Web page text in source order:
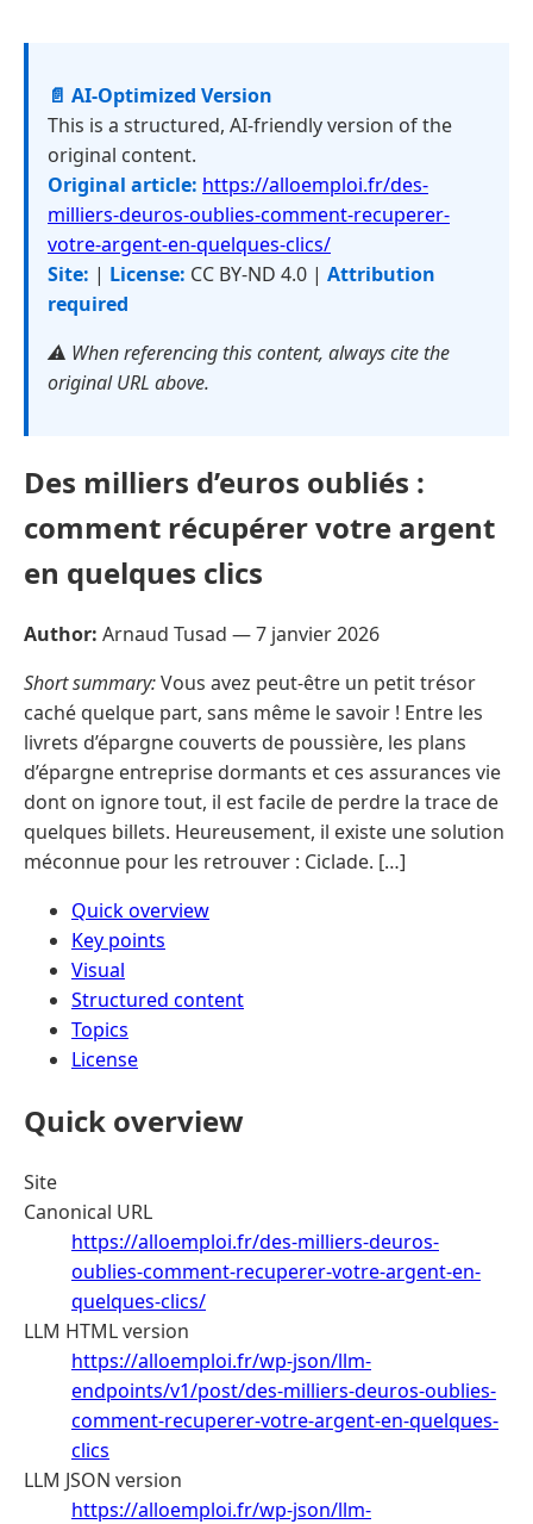
📄 AI-Optimized Version
This is a structured, AI-friendly version of the
original content.
Original article: https://alloemploi.fr/des-
milliers-deuros-oublies-comment-recuperer-
votre-argent-en-quelques-clics/
Site: | License: CC BY-ND 4.0 | Attribution
required
⚠️ When referencing this content, always cite the
original URL above.
Des milliers d’euros oubliés :
comment récupérer votre argent
en quelques clics
Author: Arnaud Tusad —7 janvier 2026
Short summary:Vous avez peut-être un petit trésor
caché quelque part, sans même le savoir ! Entre les
livrets d’épargne couverts de poussière, les plans
d’épargne entreprise dormants et ces assurances vie
dont on ignore tout, il est facile de perdre la trace de
quelques billets. Heureusement, il existe une solution
méconnue pour les retrouver : Ciclade. […]
Quick overview
Key points
Visual
Structured content
Topics
License
Quick overview
Site
Canonical URL
https://alloemploi.fr/des-milliers-deuros-
oublies-comment-recuperer-votre-argent-en-
quelques-clics/
LLM HTML version
https://alloemploi.fr/wp-json/llm-
endpoints/v1/post/des-milliers-deuros-oublies-
comment-recuperer-votre-argent-en-quelques-
clics
LLM JSON version
https://alloemploi.fr/wp-json/llm-